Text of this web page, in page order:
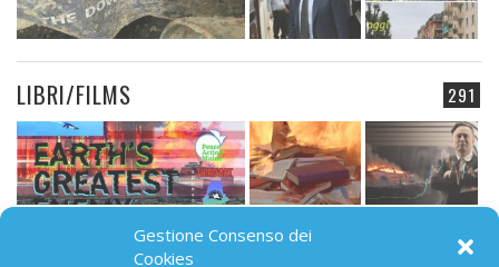
Gestione Consenso dei
Cookies
291
LIBRI/FILMS
91
CAMPO ELETTROMAGNETICO